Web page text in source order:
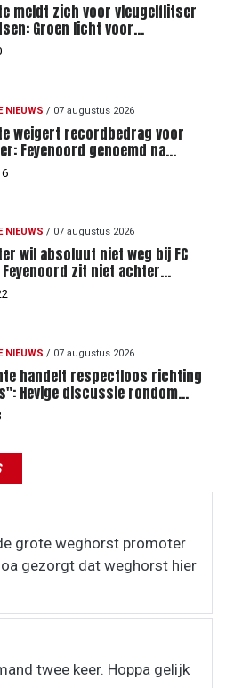
meldt zich voor vleugelflitser
Groen licht voor
NIEUWS / 07 augustus 2026
weigert recordbedrag voor
Feyenoord genoemd na
NIEUWS / 07 augustus 2026
wil absoluut niet weg bij FC
Feyenoord zit niet achter
NIEUWS / 07 augustus 2026
handelt respectloos richting
Hevige discussie rondom
tot derde spits
grote weghorst promoter
gezorgt dat weghorst hier
twee keer. Hoppa gelijk